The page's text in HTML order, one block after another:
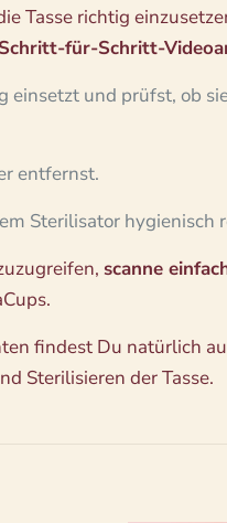
Tasse richtig
Schritt-für-Schritt-
einsetzt und prüfst, ob
entfernst.
Sterilisator hygienisch
scanne
findest Du natürlich
Sterilisieren der Tasse.